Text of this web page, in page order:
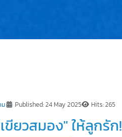
Published: 24 May 2025 Hits: 265
ยวสมอง" ให้ลูกรัก!